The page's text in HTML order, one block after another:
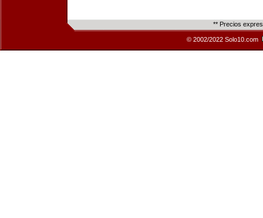
** Precios
© 2002/2022 Solo10.com